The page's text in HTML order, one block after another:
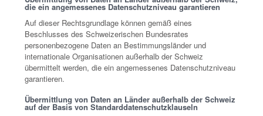
die ein angemessenes Datenschutzniveau garantieren
Auf dieser Rechtsgrundlage können gemäß eines
Beschlusses des Schweizerischen Bundesrates
personenbezogene Daten an Bestimmungsländer und
internationale Organisationen außerhalb der Schweiz
übermittelt werden, die ein angemessenes Datenschutzniveau
garantieren.
Übermittlung von Daten an Länder außerhalb der Schweiz
auf der Basis von Standarddatenschutzklauseln